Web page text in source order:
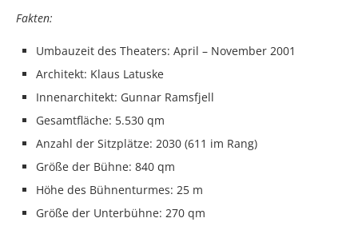
Fakten:
Umbauzeit des Theaters: April – November 2001
Architekt: Klaus Latuske
Innenarchitekt: Gunnar Ramsfjell
Gesamtfläche: 5.530 qm
Anzahl der Sitzplätze: 2030 (611 im Rang)
Größe der Bühne: 840 qm
Höhe des Bühnenturmes: 25 m
Größe der Unterbühne: 270 qm